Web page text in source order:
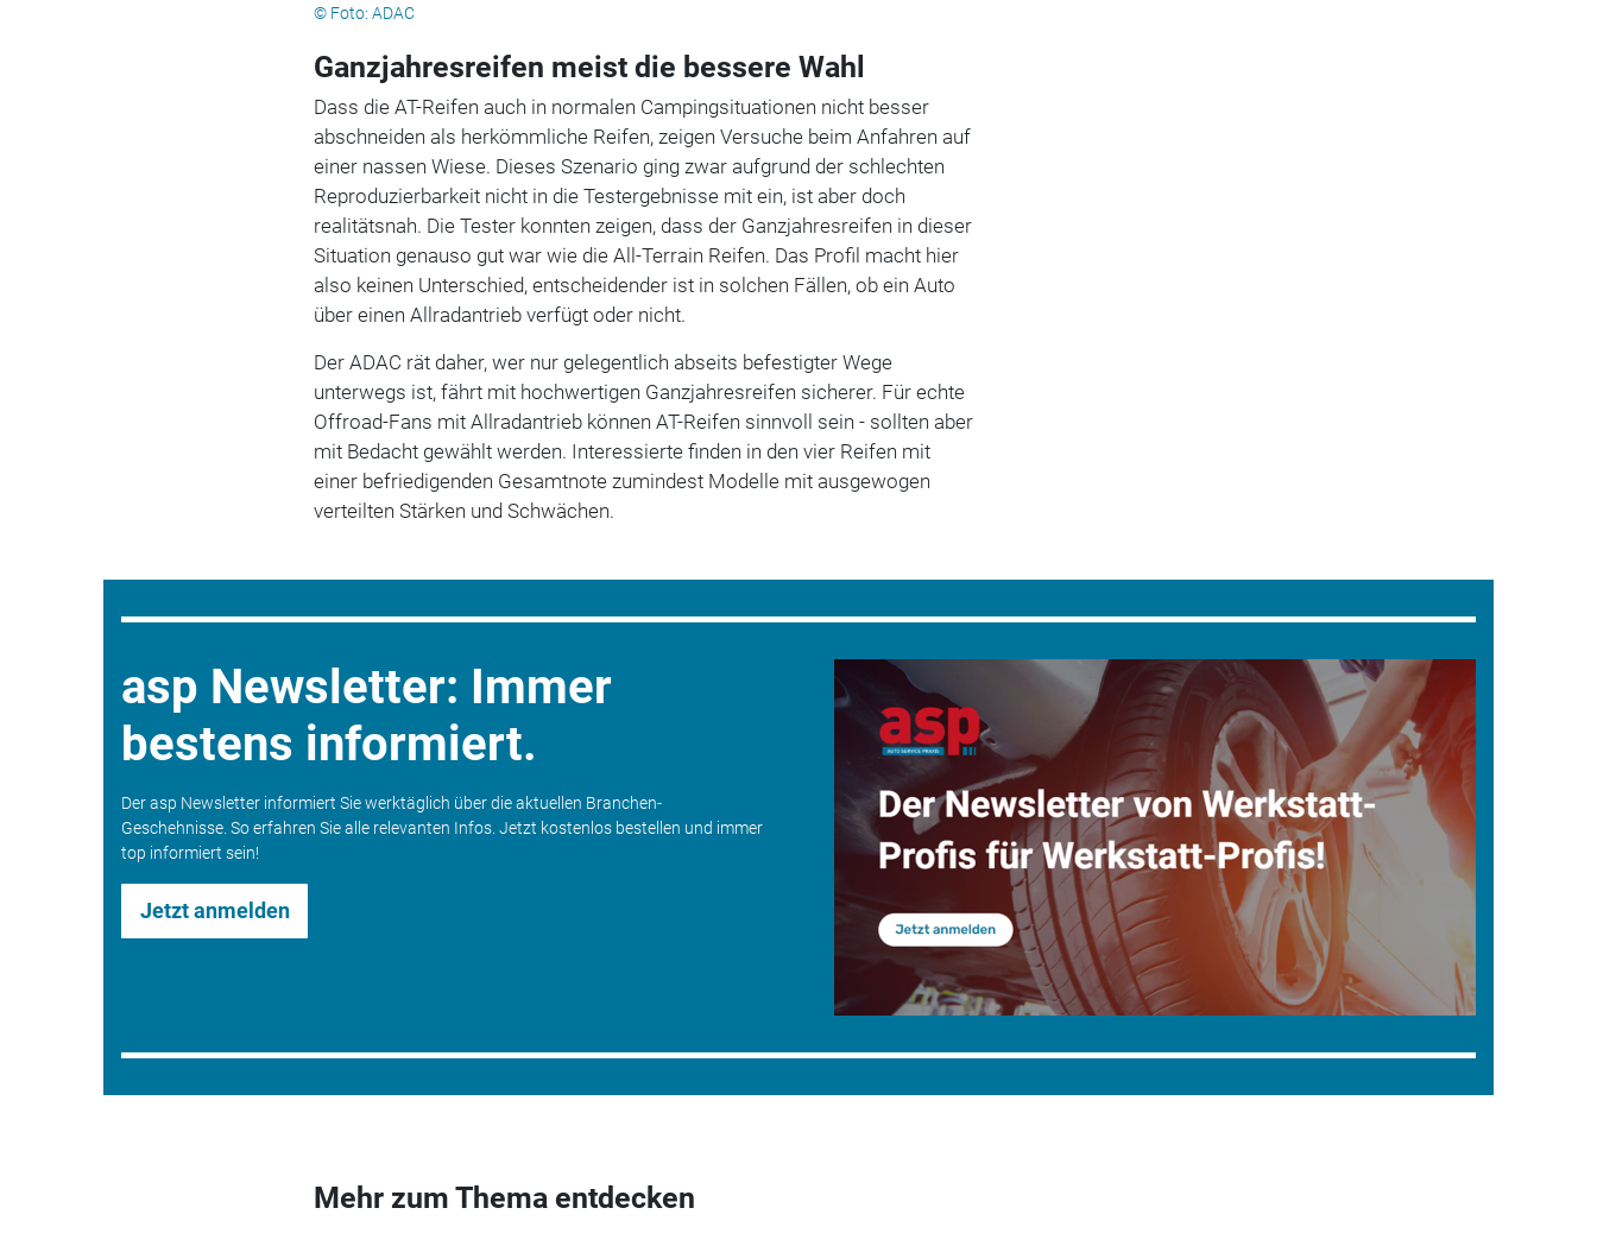
© Foto: ADAC
Ganzjahresreifen meist die bessere Wahl
Dass die AT-Reifen auch in normalen Campingsituationen nicht besser
abschneiden als herkömmliche Reifen, zeigen Versuche beim Anfahren auf
einer nassen Wiese. Dieses Szenario ging zwar aufgrund der schlechten
Reproduzierbarkeit nicht in die Testergebnisse mit ein, ist aber doch
realitätsnah. Die Tester konnten zeigen, dass der Ganzjahresreifen in dieser
Situation genauso gut war wie die All-Terrain Reifen. Das Profil macht hier
also keinen Unterschied, entscheidender ist in solchen Fällen, ob ein Auto
über einen Allradantrieb verfügt oder nicht.
Der ADAC rät daher, wer nur gelegentlich abseits befestigter Wege
unterwegs ist, fährt mit hochwertigen Ganzjahresreifen sicherer. Für echte
Offroad-Fans mit Allradantrieb können AT-Reifen sinnvoll sein - sollten aber
mit Bedacht gewählt werden. Interessierte finden in den vier Reifen mit
einer befriedigenden Gesamtnote zumindest Modelle mit ausgewogen
verteilten Stärken und Schwächen.
asp Newsletter: Immer
bestens informiert.
Der asp Newsletter informiert Sie werktäglich über die aktuellen Branchen-
Geschehnisse. So erfahren Sie alle relevanten Infos. Jetzt kostenlos bestellen und immer
top informiert sein!
Jetzt anmelden
Mehr zum Thema entdecken